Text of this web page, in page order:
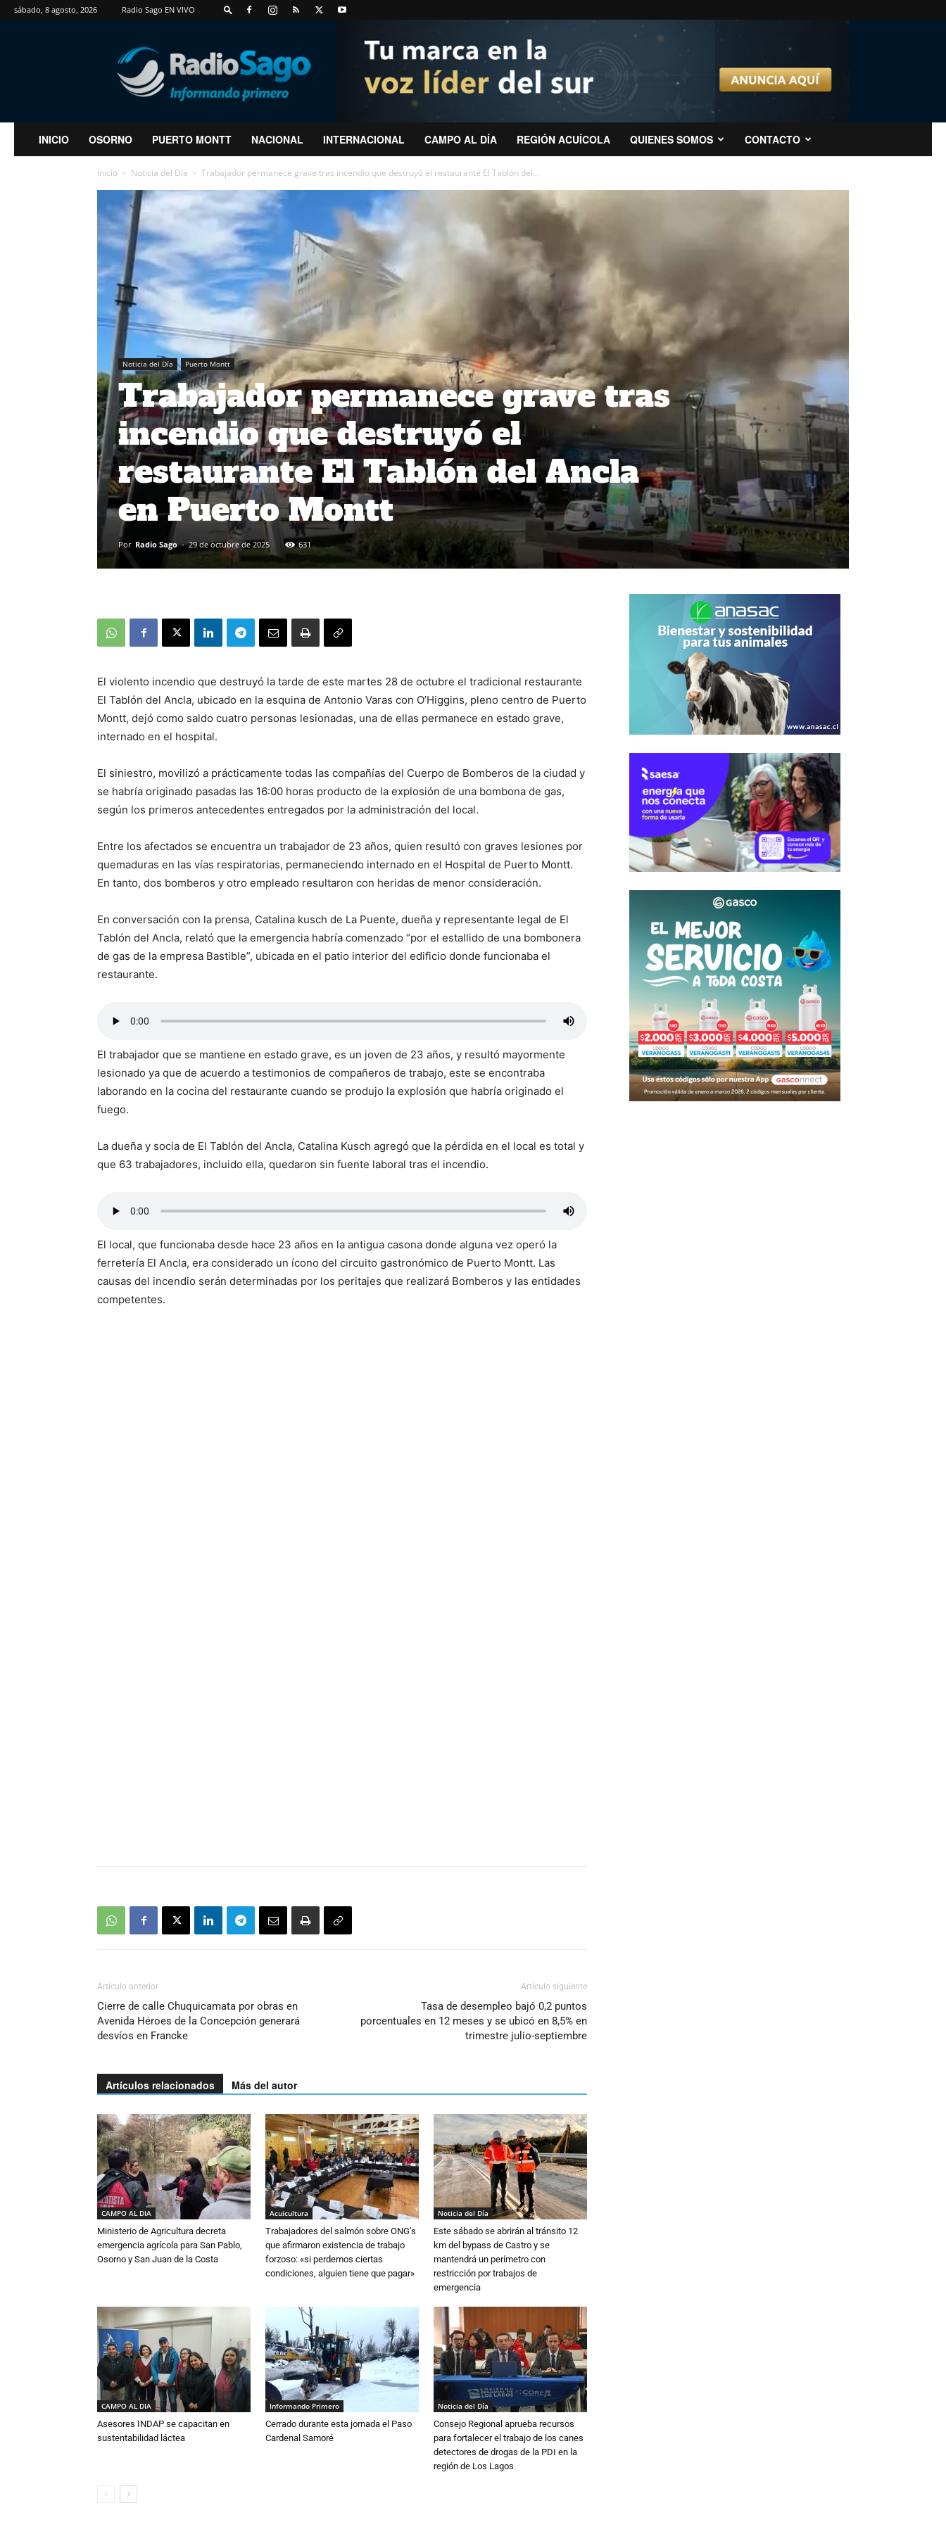
sábado, 8 agosto, 2026 Radio Sago EN VIVO
RadioSago
INICIO OSORNO PUERTO MONTT NACIONAL INTERNACIONAL CAMPO AL DÍA REGIÓN ACUÍCOLA QUIENES SOMOS CONTACTO
Inicio Noticia del Día Trabajador permanece grave tras incendio que destruyó el restaurante El Tablón del...
Noticia del Día Puerto Montt
Trabajador permanece grave tras
incendio que destruyó el
restaurante El Tablón del Ancla
en Puerto Montt
Por Radio Sago - 29 de octubre de 2025 631
El violento incendio que destruyó la tarde de este martes 28 de octubre el tradicional restaurante
El Tablón del Ancla, ubicado en la esquina de Antonio Varas con O’Higgins, pleno centro de Puerto
Montt, dejó como saldo cuatro personas lesionadas, una de ellas permanece en estado grave,
internado en el hospital.
El siniestro, movilizó a prácticamente todas las compañías del Cuerpo de Bomberos de la ciudad y
se habría originado pasadas las 16:00 horas producto de la explosión de una bombona de gas,
según los primeros antecedentes entregados por la administración del local.
Entre los afectados se encuentra un trabajador de 23 años, quien resultó con graves lesiones por
quemaduras en las vías respiratorias, permaneciendo internado en el Hospital de Puerto Montt.
En tanto, dos bomberos y otro empleado resultaron con heridas de menor consideración.
En conversación con la prensa, Catalina kusch de La Puente, dueña y representante legal de El
Tablón del Ancla, relató que la emergencia habría comenzado “por el estallido de una bombonera
de gas de la empresa Bastible”, ubicada en el patio interior del edificio donde funcionaba el
restaurante.
El trabajador que se mantiene en estado grave, es un joven de 23 años, y resultó mayormente
lesionado ya que de acuerdo a testimonios de compañeros de trabajo, este se encontraba
laborando en la cocina del restaurante cuando se produjo la explosión que habría originado el
fuego.
La dueña y socia de El Tablón del Ancla, Catalina Kusch agregó que la pérdida en el local es total y
que 63 trabajadores, incluido ella, quedaron sin fuente laboral tras el incendio.
El local, que funcionaba desde hace 23 años en la antigua casona donde alguna vez operó la
ferretería El Ancla, era considerado un ícono del circuito gastronómico de Puerto Montt. Las
causas del incendio serán determinadas por los peritajes que realizará Bomberos y las entidades
competentes.
Artículo anterior
Cierre de calle Chuquicamata por obras en
Avenida Héroes de la Concepción generará
desvíos en Francke
Artículo siguiente
Tasa de desempleo bajó 0,2 puntos
porcentuales en 12 meses y se ubicó en 8,5% en
trimestre julio-septiembre
Artículos relacionados Más del autor
CAMPO AL DIA
Ministerio de Agricultura decreta
emergencia agrícola para San Pablo,
Osorno y San Juan de la Costa
Acuicultura
Trabajadores del salmón sobre ONG’s
que afirmaron existencia de trabajo
forzoso: «si perdemos ciertas
condiciones, alguien tiene que pagar»
Noticia del Día
Este sábado se abrirán al tránsito 12
km del bypass de Castro y se
mantendrá un perímetro con
restricción por trabajos de
emergencia
CAMPO AL DIA
Asesores INDAP se capacitan en
sustentabilidad láctea
Informando Primero
Cerrado durante esta jornada el Paso
Cardenal Samoré
Noticia del Día
Consejo Regional aprueba recursos
para fortalecer el trabajo de los canes
detectores de drogas de la PDI en la
región de Los Lagos